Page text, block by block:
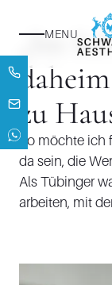
MENU
„Im
zu
So möchte ich
da sein, die
Als Tübinger
arbeiten, mit